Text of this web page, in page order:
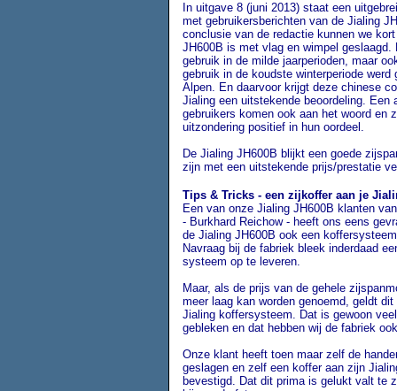
In uitgave 8 (juni 2013) staat een
met gebruikersberichten van de Jialing
conclusie van de redactie kunnen we
JH600B is met vlag en wimpel geslaagd.
gebruik in de milde jaarperioden, maar
gebruik in de koudste winterperiode werd
Alpen. En daarvoor krijgt deze chinese
Jialing een uitstekende beoordeling. Een
gebruikers komen ook aan het woord en
uitzondering positief in hun oordeel.
De Jialing JH600B blijkt een goede
zijn met een uitstekende prijs/prestatie
Tips & Tricks - een zijkoffer aan je
Een van onze Jialing JH600B klanten
- Burkhard Reichow - heeft ons eens
de Jialing JH600B ook een
Navraag bij de fabriek bleek inderdaad
systeem op te leveren.
Maar, als de prijs van de gehele
meer laag kan worden genoemd, geldt
Jialing koffersysteem. Dat is gewoon
gebleken en dat hebben wij de fabriek
Onze klant heeft toen maar zelf de
geslagen en zelf een koffer aan zijn
bevestigd. Dat dit prima is gelukt valt te